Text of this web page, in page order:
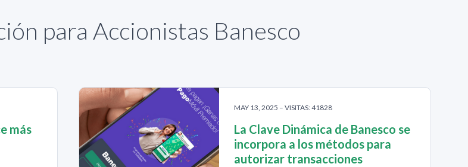
para Accionistas Banesco
más
MAY 13, 2025 – VISITAS: 41828
La Clave Dinámica de Banesco se
incorpora a los métodos para
autorizar transacciones